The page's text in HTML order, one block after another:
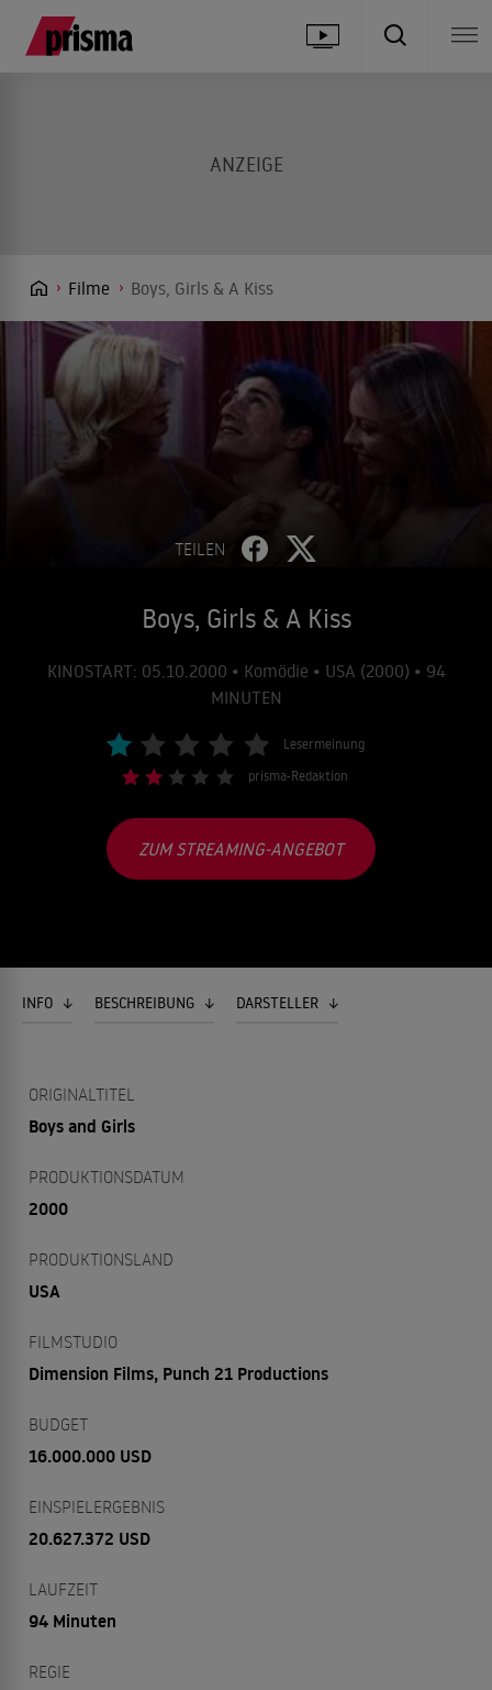
Filme Boys, Girls & A Kiss
TEILEN
Boys, Girls & A Kiss
KINOSTART: 05.10.2000 • Komödie • USA (2000) • 94
MINUTEN
Lesermeinung
prisma-Redaktion
ZUM STREAMING-ANGEBOT
INFO BESCHREIBUNG DARSTELLER
ORIGINALTITEL
Boys and Girls
PRODUKTIONSDATUM
2000
PRODUKTIONSLAND
USA
FILMSTUDIO
Dimension Films, Punch 21 Productions
BUDGET
16.000.000 USD
EINSPIELERGEBNIS
20.627.372 USD
LAUFZEIT
94 Minuten
REGIE